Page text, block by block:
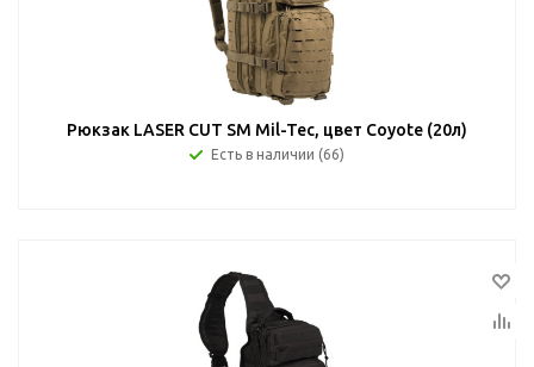
Рюкзак LASER CUT SM Mil-Tec, цвет Coyote (20л)
Есть в наличии (66)